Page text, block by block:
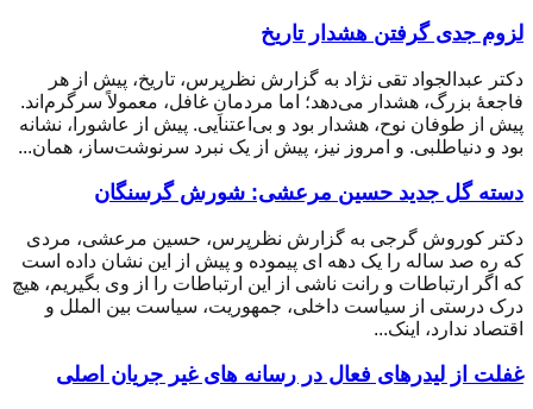
لزوم جدی گرفتن هشدار تاریخ
دکتر عبدالجواد تقی نژاد به گزارش نظرپرس، تاریخ، پیش از هر
فاجعهٔ بزرگ، هشدار می‌دهد؛ اما مردمانِ غافل، معمولاً سرگرم‌اند.
پیش از طوفان نوح، هشدار بود و بی‌اعتنایی. پیش از عاشورا، نشانه
بود و دنیاطلبی. و امروز نیز، پیش از یک نبرد سرنوشت‌ساز، همان...
دسته گل جدید حسین مرعشی: شورش گرسنگان
دکتر کوروش گرجی به گزارش نظرپرس، حسین مرعشی، مردی
که ره صد ساله را یک دهه ای پیموده و پیش از این نشان داده است
که اگر ارتباطات و رانت ناشی از این ارتباطات را از وی بگیریم، هیچ
درک درستی از سیاست داخلی، جمهوریت، سیاست بین الملل و
اقتصاد ندارد، اینک...
غفلت از لیدرهای فعال در رسانه های غیر جریان اصلی